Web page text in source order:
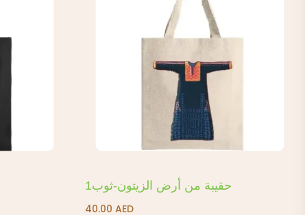
حقيبة من أرض الزيتون-ثوب1
40.00 AED